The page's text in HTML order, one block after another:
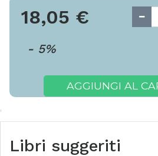
18,05 €
- 5%
AGGIUNGI AL
Libri suggeriti